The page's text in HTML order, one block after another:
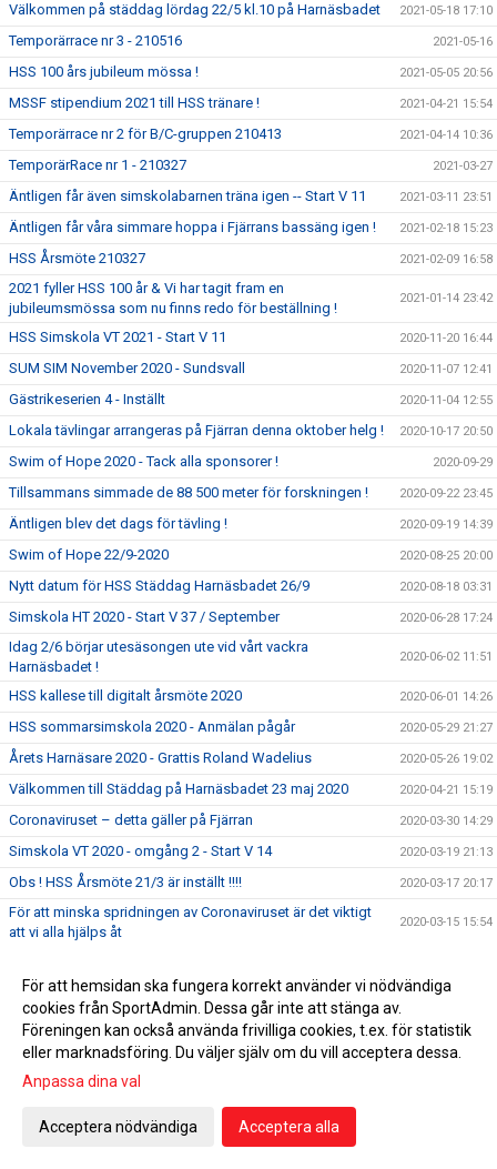
Välkommen på städdag lördag 22/5 kl.10 på Harnäsbadet 2021-05-18 17:10
Temporärrace nr 3 - 210516 2021-05-16
HSS 100 års jubileum mössa ! 2021-05-05 20:56
MSSF stipendium 2021 till HSS tränare ! 2021-04-21 15:54
Temporärrace nr 2 för B/C-gruppen 210413 2021-04-14 10:36
TemporärRace nr 1 - 210327 2021-03-27
Äntligen får även simskolabarnen träna igen -- Start V 11 2021-03-11 23:51
Äntligen får våra simmare hoppa i Fjärrans bassäng igen ! 2021-02-18 15:23
HSS Årsmöte 210327 2021-02-09 16:58
2021 fyller HSS 100 år & Vi har tagit fram en
jubileumsmössa som nu finns redo för beställning !
2021-01-14 23:42
HSS Simskola VT 2021 - Start V 11 2020-11-20 16:44
SUM SIM November 2020 - Sundsvall 2020-11-07 12:41
Gästrikeserien 4 - Inställt 2020-11-04 12:55
Lokala tävlingar arrangeras på Fjärran denna oktober helg ! 2020-10-17 20:50
Swim of Hope 2020 - Tack alla sponsorer ! 2020-09-29
Tillsammans simmade de 88 500 meter för forskningen ! 2020-09-22 23:45
Äntligen blev det dags för tävling ! 2020-09-19 14:39
Swim of Hope 22/9-2020 2020-08-25 20:00
Nytt datum för HSS Städdag Harnäsbadet 26/9 2020-08-18 03:31
Simskola HT 2020 - Start V 37 / September 2020-06-28 17:24
Idag 2/6 börjar utesäsongen ute vid vårt vackra
Harnäsbadet !
2020-06-02 11:51
HSS kallese till digitalt årsmöte 2020 2020-06-01 14:26
HSS sommarsimskola 2020 - Anmälan pågår 2020-05-29 21:27
Årets Harnäsare 2020 - Grattis Roland Wadelius 2020-05-26 19:02
Välkommen till Städdag på Harnäsbadet 23 maj 2020 2020-04-21 15:19
Coronaviruset – detta gäller på Fjärran 2020-03-30 14:29
Simskola VT 2020 - omgång 2 - Start V 14 2020-03-19 21:13
Obs ! HSS Årsmöte 21/3 är inställt !!!! 2020-03-17 20:17
För att minska spridningen av Coronaviruset är det viktigt
att vi alla hjälps åt
2020-03-15 15:54
Äntligen har vi fått upp våra sponsorskyltar på Fjärran 2020-03-08 22:59
Erbjudande om att gå funktionärsutbildning 21/3 2020-02-27 04:34
HSS årsmöte 21/3 men utprovning av profilkläder ! 2020-02-21 15:59
Simskola VT 2020 - omgång 2 - Start V 14
Tacka för er feedback i medlemsenkäten
Dubbla tävlingar 1:a helgen i februari 2020
För att hemsidan ska fungera korrekt använder vi nödvändiga
cookies från SportAdmin. Dessa går inte att stänga av.
Föreningen kan också använda frivilliga cookies, t.ex. för statistik
eller marknadsföring. Du väljer själv om du vill acceptera dessa.
Anpassa dina val
Acceptera nödvändiga Acceptera alla